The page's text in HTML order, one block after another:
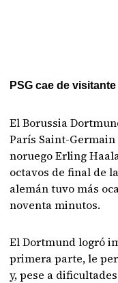
PSG cae de visitante
El Borussia
París Saint-
noruego Erling
octavos de final de
alemán tuvo más
noventa minutos.
El Dortmund logró
primera parte, le
y, pese a